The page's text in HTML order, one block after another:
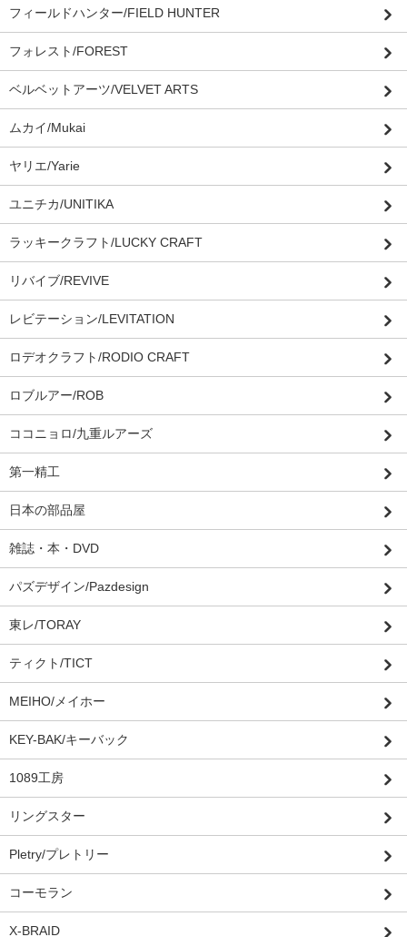
フィールドハンター/FIELD HUNTER
フォレスト/FOREST
ベルベットアーツ/VELVET ARTS
ムカイ/Mukai
ヤリエ/Yarie
ユニチカ/UNITIKA
ラッキークラフト/LUCKY CRAFT
リバイブ/REVIVE
レビテーション/LEVITATION
ロデオクラフト/RODIO CRAFT
ロブルアー/ROB
ココニョロ/九重ルアーズ
第一精工
日本の部品屋
雑誌・本・DVD
パズデザイン/Pazdesign
東レ/TORAY
ティクト/TICT
MEIHO/メイホー
KEY-BAK/キーバック
1089工房
リングスター
Pletry/プレトリー
コーモラン
X-BRAID